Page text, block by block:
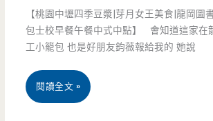
喝
沒
有
棒
【桃園中壢四季豆漿|芽月女王美食|龍岡圖
包士校早餐午餐中式中點】 會知道這家在
工小籠包 也是好朋友鈞薇報給我的 她說
桃
閱讀全文 »